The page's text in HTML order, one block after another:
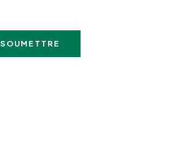
SOUMETTRE